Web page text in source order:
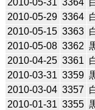
2010-05-29 3364
2010-05-15 3363
2010-05-08 3362
2010-04-25 3361
2010-03-31 3359
2010-03-04 3357
2010-01-31 3355